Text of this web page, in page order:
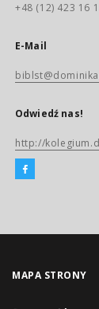
+48 (12) 423 16
E-Mail
Odwiedź nas!
http://
MAPA STRONY